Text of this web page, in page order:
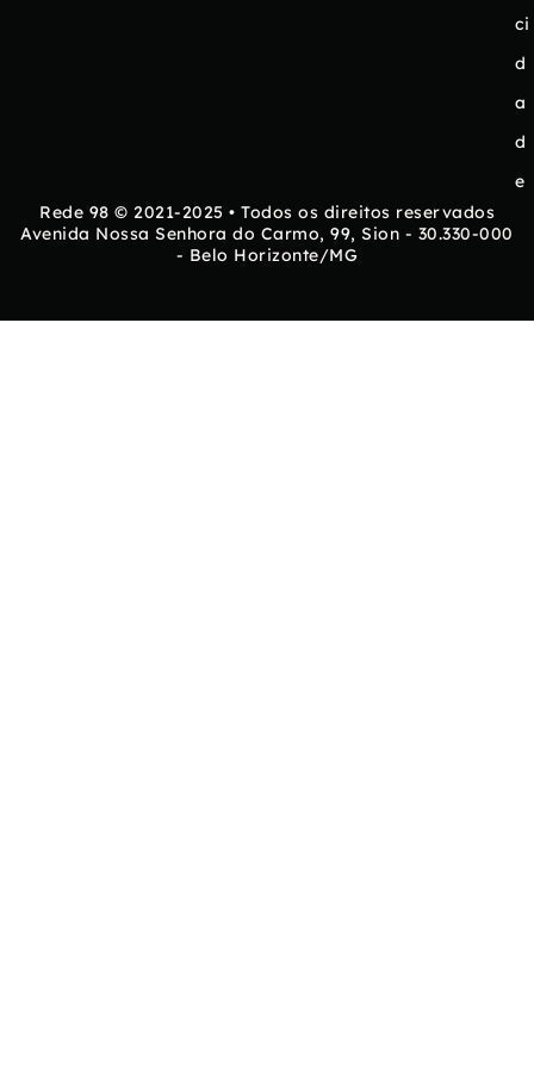
ci
d
a
d
e
Rede 98 © 2021-2025 • Todos os direitos reservados
Avenida Nossa Senhora do Carmo, 99, Sion - 30.330-000
- Belo Horizonte/MG